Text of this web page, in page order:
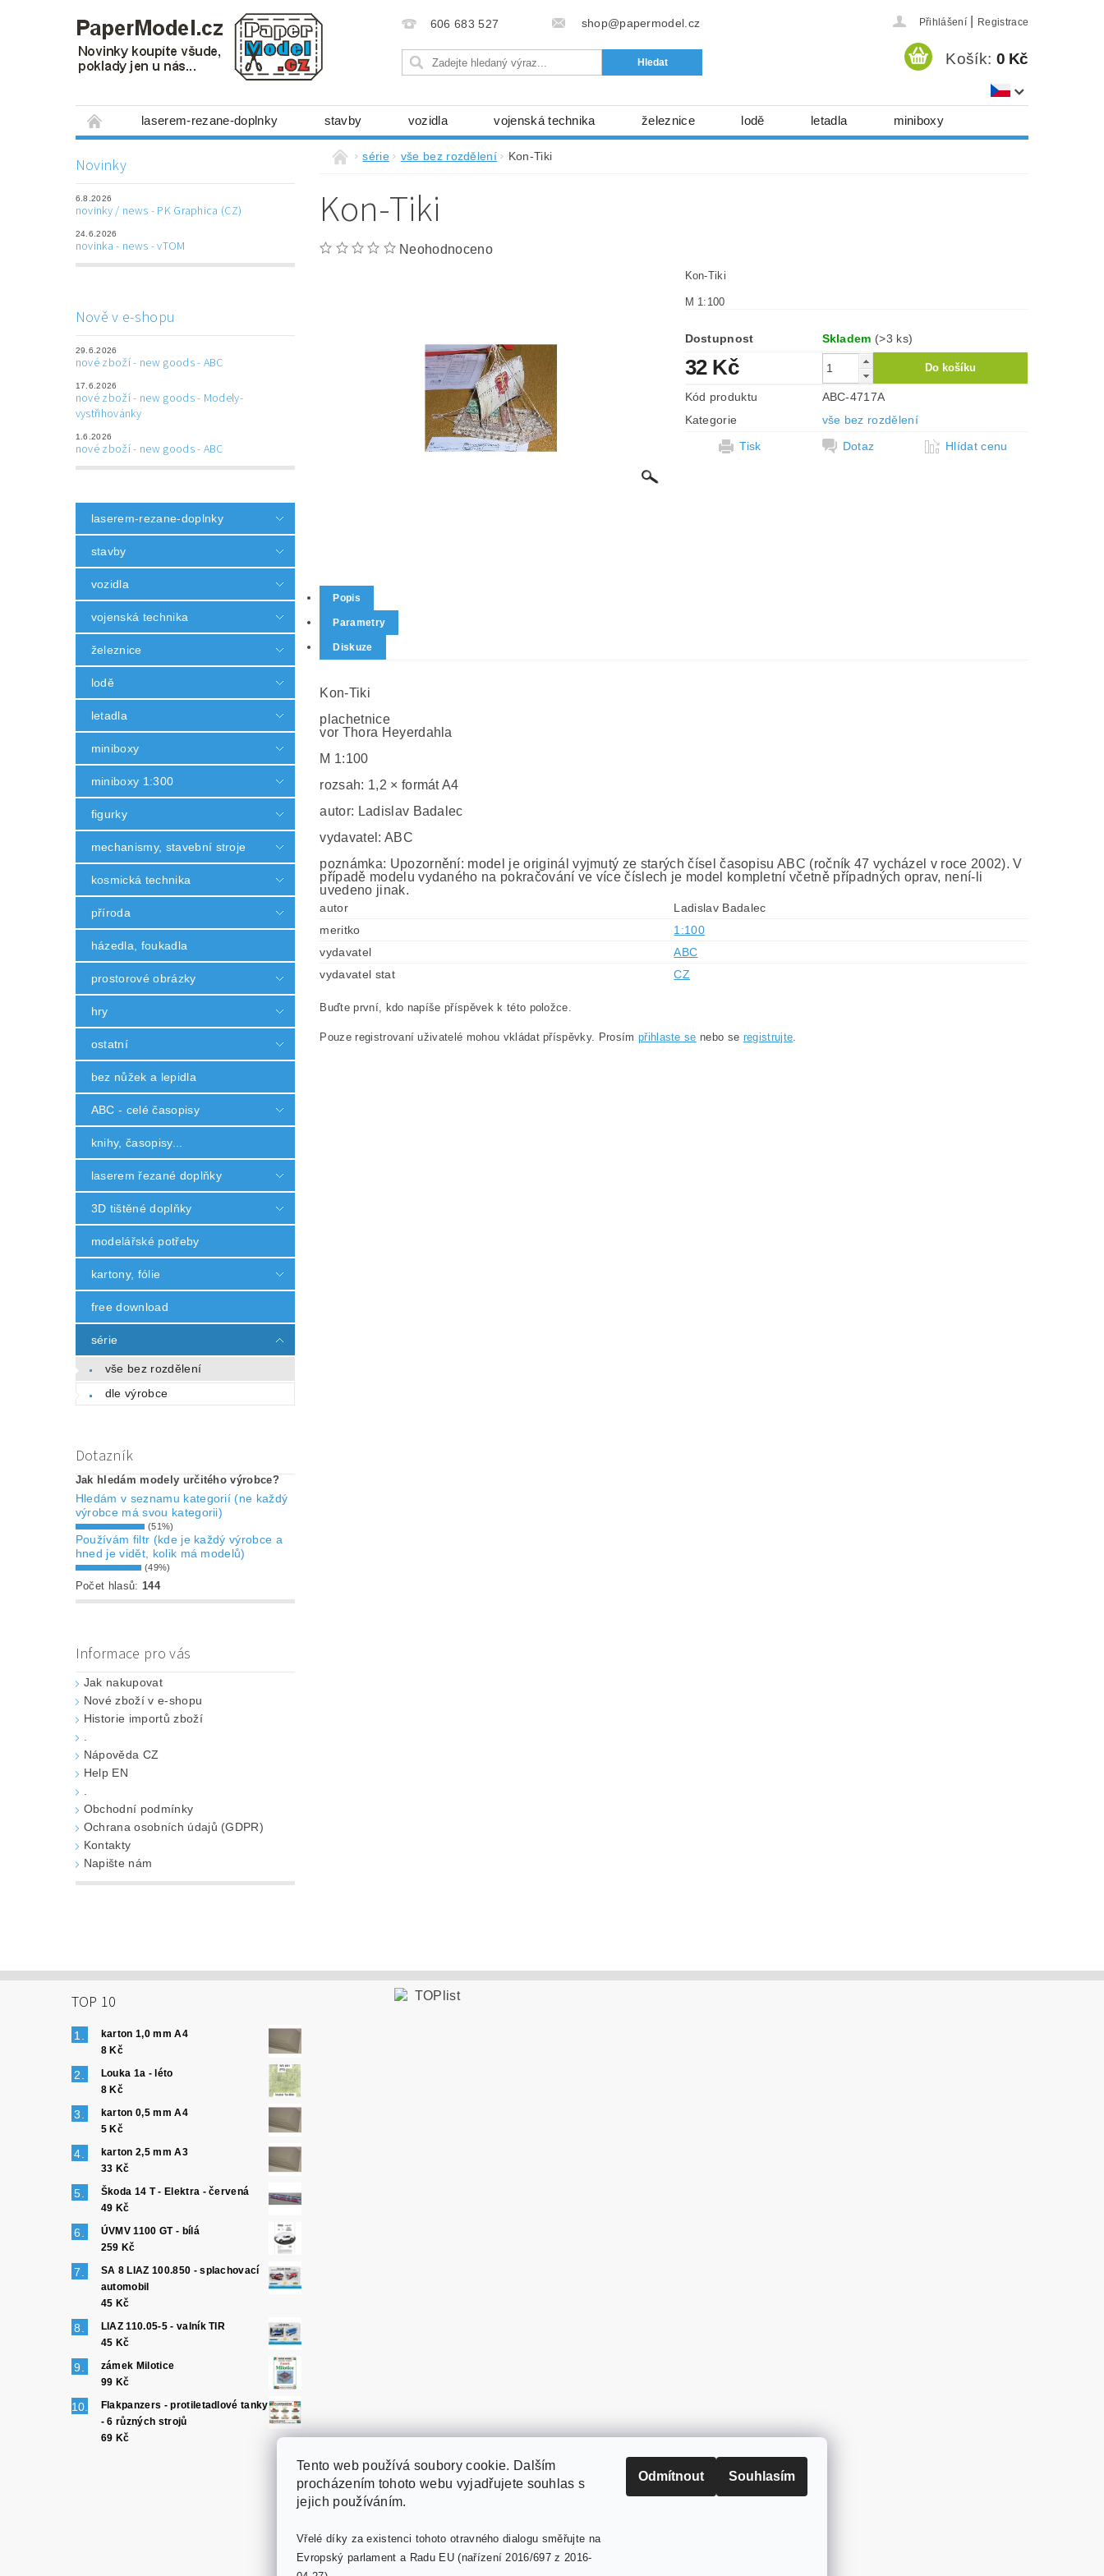
606 683 527 shop@papermodel.cz Přihlášení Registrace
Košík: 0 Kč
laserem-rezane-doplnky stavby vozidla vojenská technika železnice lodě letadla miniboxy
mechanismy, stavební stroje kosmická technika
laserem řezané doplňky 3D tištěné doplňky modelářské potřeby
Napište nám Obchodní podmínky Ochrana osobních údajů (GDPR)
Novinky
6.8.2026
novinky / news - PK Graphica (CZ)
24.6.2026
novinka - news - vTOM
Nově v e-shopu
29.6.2026
nové zboží - new goods - ABC
17.6.2026
nové zboží - new goods - Modely-
vystřihovánky
1.6.2026
nové zboží - new goods - ABC
laserem-rezane-doplnky
stavby
vozidla
vojenská technika
železnice
lodě
letadla
miniboxy
miniboxy 1:300
figurky
mechanismy, stavební stroje
kosmická technika
příroda
házedla, foukadla
prostorové obrázky
hry
ostatní
bez nůžek a lepidla
ABC - celé časopisy
knihy, časopisy...
laserem řezané doplňky
3D tištěné doplňky
modelářské potřeby
kartony, fólie
free download
série
vše bez rozdělení
dle výrobce
Dotazník
Jak hledám modely určitého výrobce?
Hledám v seznamu kategorií (ne každý
výrobce má svou kategorii)
(51%)
Používám filtr (kde je každý výrobce a
hned je vidět, kolik má modelů)
(49%)
Počet hlasů: 144
Informace pro vás
Jak nakupovat
Nové zboží v e-shopu
Historie importů zboží
Nápověda CZ
Help EN
Obchodní podmínky
Ochrana osobních údajů (GDPR)
Kontakty
Napište nám
série vše bez rozdělení Kon-Tiki
Kon-Tiki
Neohodnoceno
Kon-Tiki
M 1:100
Dostupnost Skladem (>3 ks)
32 Kč
Kód produktu
ABC-4717A
Kategorie
vše bez rozdělení
Tisk
Dotaz Hlídat cenu
Popis
Parametry
Diskuze
Kon-Tiki
plachetnice
vor Thora Heyerdahla
M 1:100
rozsah: 1,2 × formát A4
autor: Ladislav Badalec
vydavatel: ABC
poznámka: Upozornění: model je originál vyjmutý ze starých čísel časopisu ABC (ročník 47 vycházel v roce 2002). V
případě modelu vydaného na pokračování ve více číslech je model kompletní včetně případných oprav, není-li
uvedeno jinak.
autor
Ladislav Badalec
meritko
1:100
vydavatel
ABC
vydavatel stat
CZ
Buďte první, kdo napíše příspěvek k této položce.
Pouze registrovaní uživatelé mohou vkládat příspěvky. Prosím přihlaste se nebo se registrujte.
TOP 10
karton 1,0 mm A4
8 Kč
Louka 1a - léto
8 Kč
karton 0,5 mm A4
5 Kč
karton 2,5 mm A3
33 Kč
Škoda 14 T - Elektra - červená
49 Kč
ÚVMV 1100 GT - bílá
259 Kč
SA 8 LIAZ 100.850 - splachovací
automobil
45 Kč
LIAZ 110.05-5 - valník TIR
45 Kč
zámek Milotice
99 Kč
Flakpanzers - protiletadlové tanky
- 6 různých strojů
69 Kč
PaperModel.cz
Tento web používá soubory cookie. Dalším
procházením tohoto webu vyjadřujete souhlas s
jejich používáním.
Vřelé díky za existenci tohoto otravného dialogu směřujte na
Evropský parlament a Radu EU (nařízení 2016/697 z 2016-
Odmítnout Souhlasím